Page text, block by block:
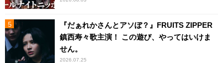
『だぁれかさんとアソぼ？』FRUITS ZIPPER
鎮西寿々歌主演！ この遊び、やってはいけま
せん。
2026.07.25